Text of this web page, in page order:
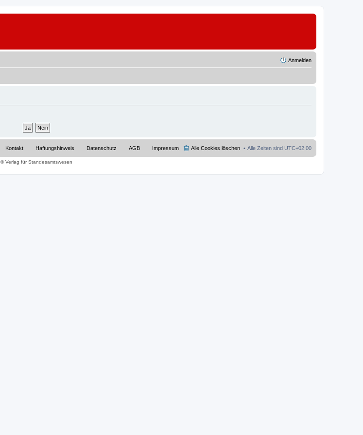
Anmelden
Alle Zeiten sind UTC+02:00
Alle Cookies löschen
Impressum
AGB
Datenschutz
Haftungshinweis
Kontakt
© Verlag für Standesamtswesen